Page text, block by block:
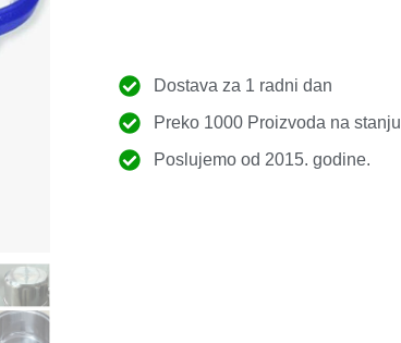
Dostava za 1 radni dan
Preko 1000 Proizvoda na stanju
Poslujemo od 2015. godine.